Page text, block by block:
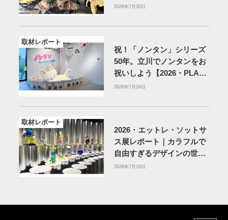
を紹介
2026年7月30日
取材レポート
祝！「ノンタン」シリーズ
50年。立川でノンタンをお
祝いしよう【2026・PLAY!
MUSEUM】
2026年7月24日
取材レポート
2026・エットレ・ソットサ
ス展レポート｜カラフルで
自由すぎるデザインの世界
を体験
2026年7月16日